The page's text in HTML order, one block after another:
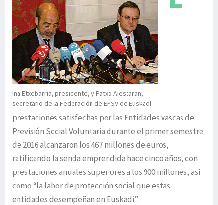
Ina Etxebarria, presidente, y Patxo Aiestaran,
secretario de la Federación de EPSV de Euskadi.
prestaciones satisfechas por las Entidades vascas de
Previsión Social Voluntaria durante el primer semestre
de 2016 alcanzaron los 467 millones de euros,
ratificando la senda emprendida hace cinco años, con
prestaciones anuales superiores a los 900 millones, así
como “la labor de protección social que estas
entidades desempeñan en Euskadi”.